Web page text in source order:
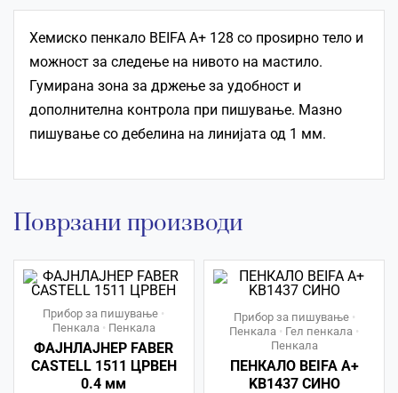
Хемиско пенкало BEIFA A+ 128со проѕирно тело и
можност за следење на нивото на мастило.
Гумирана зона за држење за удобност и
дополнителна контрола при пишување. Мазно
пишување со дебелина на линијата од 1 мм.
Поврзани производи
Прибор за пишување •
Пенкала • Пенкала
ФАЈНЛАЈНЕР FABER
CASTELL 1511 ЦРВЕН
0.4 мм
Прибор за пишување•
Пенкала • Гел пенкала •
Пенкала
ПЕНКАЛО BEIFA A+
KB1437 СИНО